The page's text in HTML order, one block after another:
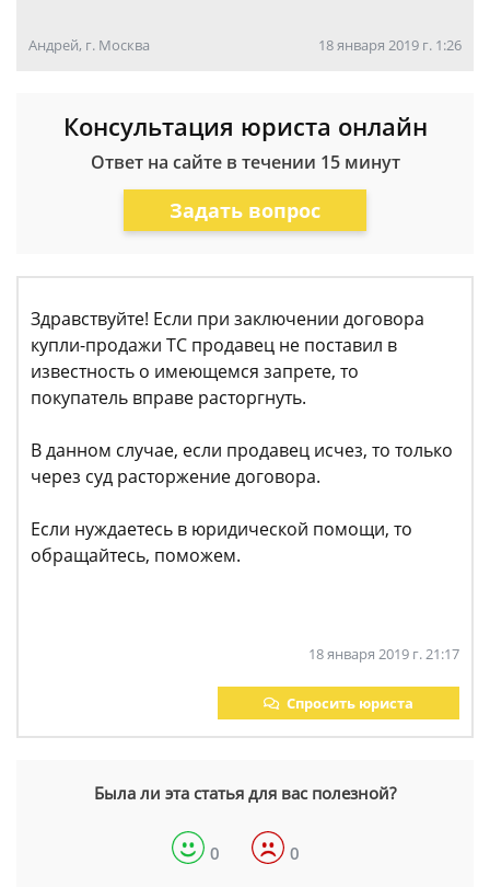
Андрей, г. Москва 18 января 2019 г. 1:26
Консультация юриста онлайн
Ответ на сайте в течении 15 минут
Задать вопрос
Здравствуйте! Если при заключении договора
купли-продажи ТС продавец не поставил в
известность о имеющемся запрете, то
покупатель вправе расторгнуть.
В данном случае, если продавец исчез, то только
через суд расторжение договора.
Если нуждаетесь в юридической помощи, то
обращайтесь, поможем.
18 января 2019 г. 21:17
Спросить юриста
Была ли эта статья для вас полезной?
0 0